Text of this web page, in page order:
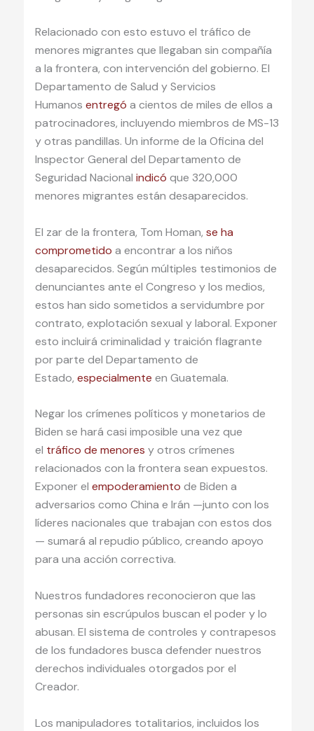
Relacionado con esto estuvo el tráfico de
menores migrantes que llegaban sin compañía
a la frontera, con intervención del gobierno. El
Departamento de Salud y Servicios
Humanos entregó a cientos de miles de ellos a
patrocinadores, incluyendo miembros de MS-13
y otras pandillas. Un informe de la Oficina del
Inspector General del Departamento de
Seguridad Nacional indicó que 320,000
menores migrantes están desaparecidos.
El zar de la frontera, Tom Homan, se ha
comprometido a encontrar a los niños
desaparecidos. Según múltiples testimonios de
denunciantes ante el Congreso y los medios,
estos han sido sometidos a servidumbre por
contrato, explotación sexual y laboral. Exponer
esto incluirá criminalidad y traición flagrante
por parte del Departamento de
Estado, especialmente en Guatemala.
Negar los crímenes políticos y monetarios de
Biden se hará casi imposible una vez que
el tráfico de menores y otros crímenes
relacionados con la frontera sean expuestos.
Exponer el empoderamiento de Biden a
adversarios como China e Irán —junto con los
líderes nacionales que trabajan con estos dos
— sumará al repudio público, creando apoyo
para una acción correctiva.
Nuestros fundadores reconocieron que las
personas sin escrúpulos buscan el poder y lo
abusan. El sistema de controles y contrapesos
de los fundadores busca defender nuestros
derechos individuales otorgados por el
Creador.
Los manipuladores totalitarios, incluidos los